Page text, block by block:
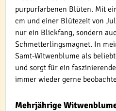
purpurfarbenen Blüten. Mit
cm und einer Blütezeit von
nur ein Blickfang, sondern
Schmetterlingsmagnet. In
Samt-Witwenblume als
und sorgt für ein
immer wieder gerne
Mehrjährige